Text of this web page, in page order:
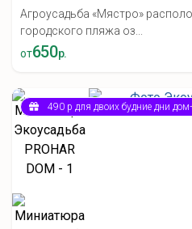
Агроусадьба «Мястро»
городского пляжа оз...
от650р.
490 р для двоих будние дни